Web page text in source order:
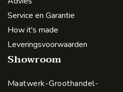
Service en Garantie
How it's made
Leveringsvoorwaarden
Showroom
Maatwerk-Groothandel-